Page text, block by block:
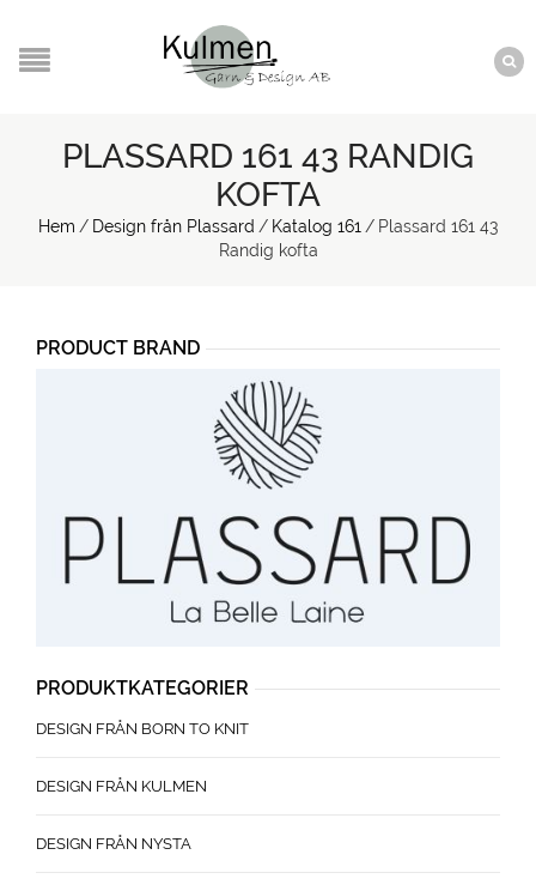
PLASSARD 161 43 RANDIG
KOFTA
Hem / Design från Plassard / Katalog 161 / Plassard 161 43
Randig kofta
PRODUCT BRAND
PRODUKTKATEGORIER
DESIGN FRÅN BORN TO KNIT
DESIGN FRÅN KULMEN
DESIGN FRÅN NYSTA